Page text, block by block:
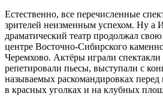
Естественно, все перечисленные
зрителей неизменным успехом. Ну а
драматический театр продолжал
центре Восточно-Сибирского
Черемхово. Актёры играли спектакли
репетировали пьесы, выступали с
называемых раскомандировках перед
в красных уголках и на клубных